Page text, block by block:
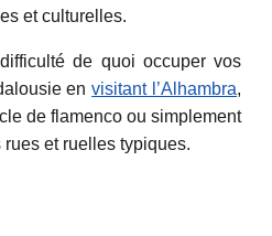
et culturelles.
de quoi occuper vos
envisitant l’Alhambra,
de flamenco ou simplement
et ruelles typiques.